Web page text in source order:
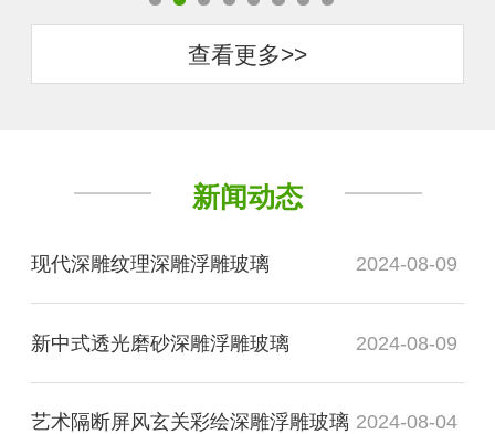
查看更多>>
新闻动态
现代深雕纹理深雕浮雕玻璃 2024-08-09
新中式透光磨砂深雕浮雕玻璃 2024-08-09
艺术隔断屏风玄关彩绘深雕浮雕玻璃 2024-08-04